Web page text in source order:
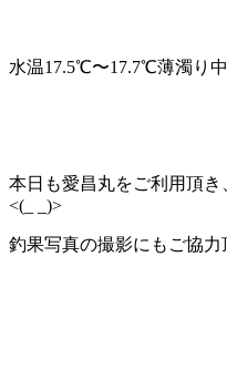
水温17.5℃〜17.7℃薄濁り
本日も愛昌丸をご利用頂
<(_ _)>
釣果写真の撮影にもご協